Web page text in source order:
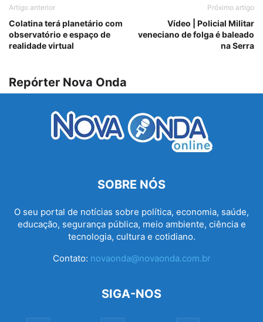
Artigo anterior
Colatina terá planetário com
observatório e espaço de
realidade virtual
Próximo artigo
Vídeo | Policial Militar
veneciano de folga é baleado
na Serra
Repórter Nova Onda
SOBRE NÓS
O seu portal de notícias sobre política, economia, saúde,
educação, segurança pública, meio ambiente, ciência e
tecnologia, cultura e cotidiano.
Contato: novaonda@novaonda.com.br
SIGA-NOS